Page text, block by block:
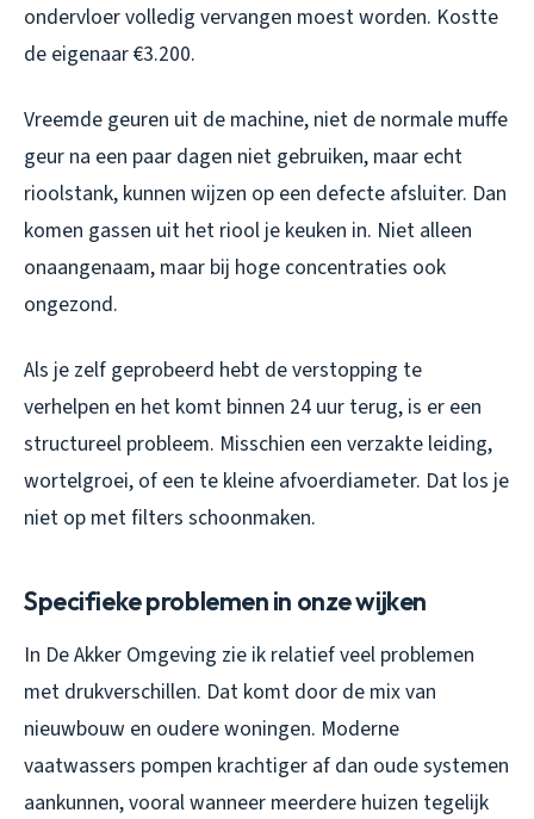
ondervloer volledig vervangen moest worden. Kostte
de eigenaar €3.200.
Vreemde geuren uit de machine, niet de normale muffe
geur na een paar dagen niet gebruiken, maar echt
rioolstank, kunnen wijzen op een defecte afsluiter. Dan
komen gassen uit het riool je keuken in. Niet alleen
onaangenaam, maar bij hoge concentraties ook
ongezond.
Als je zelf geprobeerd hebt de verstopping te
verhelpen en het komt binnen 24 uur terug, is er een
structureel probleem. Misschien een verzakte leiding,
wortelgroei, of een te kleine afvoerdiameter. Dat los je
niet op met filters schoonmaken.
Specifieke problemen in onze wijken
In De Akker Omgeving zie ik relatief veel problemen
met drukverschillen. Dat komt door de mix van
nieuwbouw en oudere woningen. Moderne
vaatwassers pompen krachtiger af dan oude systemen
aankunnen, vooral wanneer meerdere huizen tegelijk